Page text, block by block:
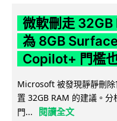
微軟刪走 32GB
為 8GB
Copilot+ 門檻
Microsoft 被發現靜靜刪
置 32GB RAM 的建議。
門...
閱讀全文